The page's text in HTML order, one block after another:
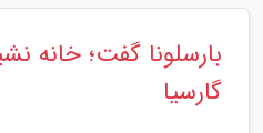
گارسیا